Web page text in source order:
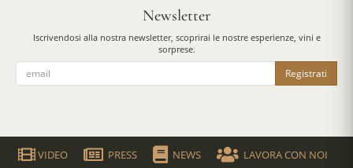
Newsletter
Iscrivendosi alla nostra newsletter, scoprirai le nostre esperienze, vini e
sorprese.
Registrati
VIDEO PRESS NEWS LAVORA CON NOI